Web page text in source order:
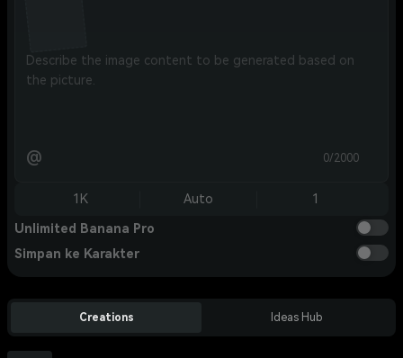
@ 0/2000
1K Auto 1
Unlimited Banana Pro
Simpan ke Karakter
Creations Ideas Hub